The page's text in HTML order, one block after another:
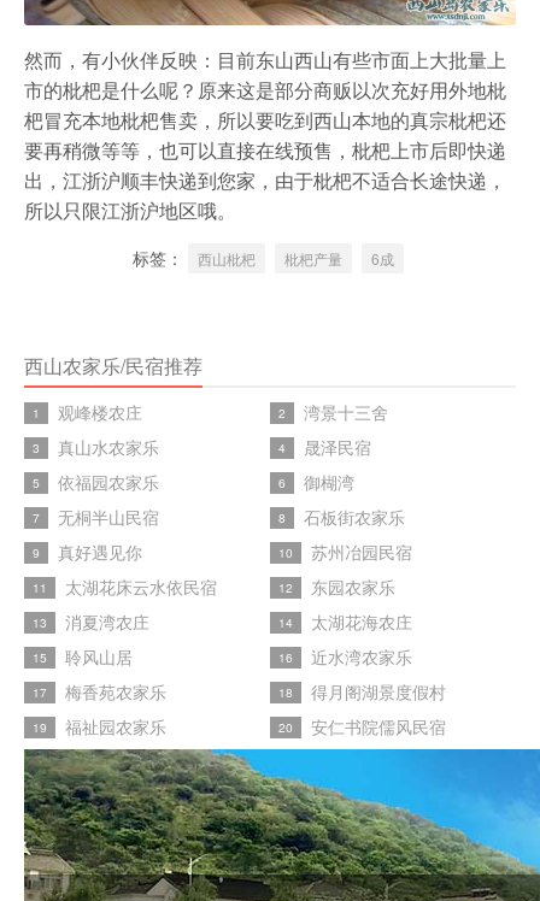
然而，有小伙伴反映：目前东山西山有些市面上大批量上
市的枇杷是什么呢？原来这是部分商贩以次充好用外地枇
杷冒充本地枇杷售卖，所以要吃到西山本地的真宗枇杷还
要再稍微等等，也可以直接在线预售，枇杷上市后即快递
出，江浙沪顺丰快递到您家，由于枇杷不适合长途快递，
所以只限江浙沪地区哦。
标签： 西山枇杷 枇杷产量 6成
西山农家乐/民宿推荐
1 观峰楼农庄 2 湾景十三舍
3 真山水农家乐 4 晟泽民宿
5 依福园农家乐 6 御楜湾
7 无桐半山民宿 8 石板街农家乐
9 真好遇见你 10 苏州冶园民宿
11 太湖花床云水依民宿 12 东园农家乐
13 消夏湾农庄 14 太湖花海农庄
15 聆风山居 16 近水湾农家乐
17 梅香苑农家乐 18 得月阁湖景度假村
19 福祉园农家乐 20 安仁书院儒风民宿